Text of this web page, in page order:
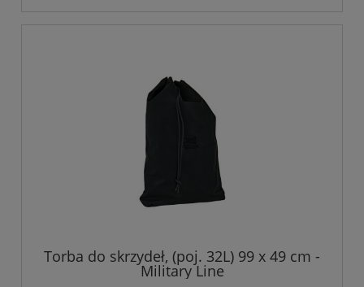
Torba do skrzydeł, (poj. 32L) 99 x 49 cm -
Military Line